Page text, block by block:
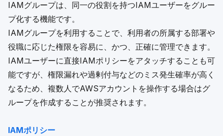
IAMグループは、同一の役割を持つIAMユーザーをグルー
プ化する機能です。
IAMグループを利用することで、利用者の所属する部署や
役職に応じた権限を容易に、かつ、正確に管理できます。
IAMユーザーに直接IAMポリシーをアタッチすることも可
能ですが、権限漏れや過剰付与などのミス発生確率が高く
なるため、複数人でAWSアカウントを操作する場合はグ
ループを作成することが推奨されます。
IAMポリシー